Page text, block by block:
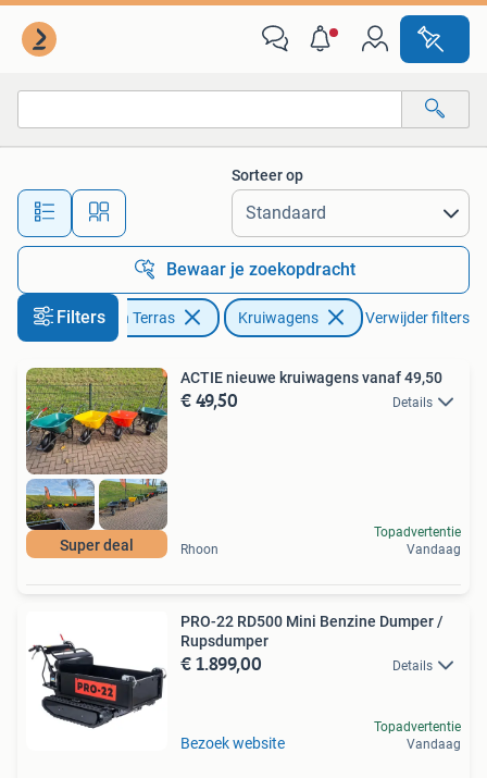
Alle afstanden…
Sorteer op
Bewaar je zoekopdracht
FiltersTuin en Terras Kruiwagens Verwijder filters
Super deal
ACTIE nieuwe kruiwagens vanaf 49,50
€ 49,50 Details
Rhoon
Topadvertentie
Vandaag
PRO-22 RD500 Mini Benzine Dumper /
Rupsdumper
€ 1.899,00 Details
Bezoek website
Topadvertentie
Vandaag